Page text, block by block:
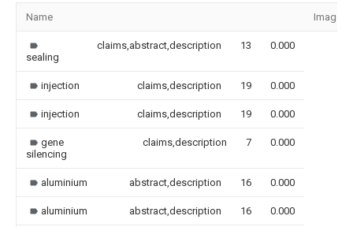
Name Image
sealing
claims,abstract,description 13 0.000
injection claims,description 19 0.000
injection claims,description 19 0.000
gene
silencing
claims,description 7 0.000
aluminium abstract,description 16 0.000
aluminium abstract,description 16 0.000